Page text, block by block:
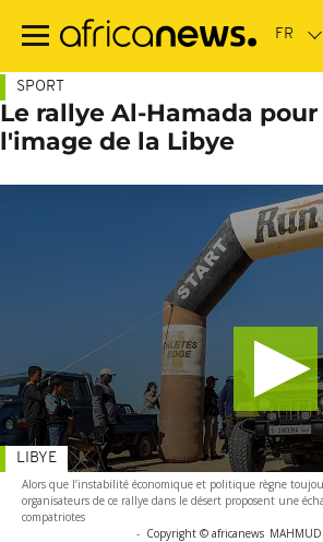
contenu
SPORT
Le rallye Al-Hamada
l'image de la Libye
Alors que l’instabilité économique et politique règne
organisateurs de ce rallye dans le désert proposent une
compatriotes
- Copyright © africanews MAHMUD
LIBYE